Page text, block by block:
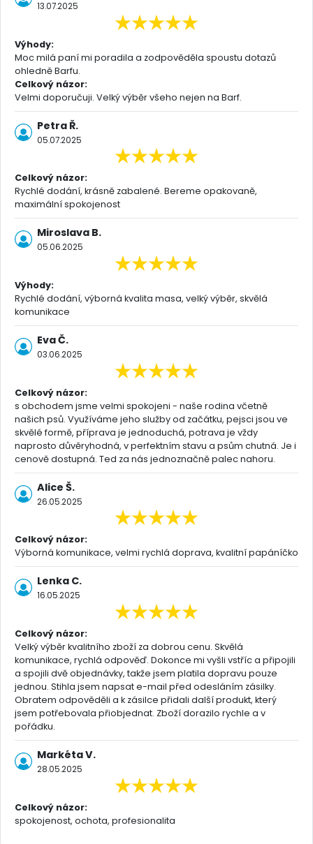
13.07.2025
Výhody:
Moc milá paní mi poradila a zodpověděla spoustu dotazů
ohledně Barfu.
Celkový názor:
Velmi doporučuji. Velký výběr všeho nejen na Barf.
Petra Ř.
05.07.2025
Celkový názor:
Rychlé dodání, krásně zabalené. Bereme opakovaně,
maximální spokojenost
Miroslava B.
05.06.2025
Výhody:
Rychlé dodání, výborná kvalita masa, velký výběr, skvělá
komunikace
Eva Č.
03.06.2025
Celkový názor:
s obchodem jsme velmi spokojeni - naše rodina včetně
našich psů. Využíváme jeho služby od začátku, pejsci jsou ve
skvělé formě, příprava je jednoduchá, potrava je vždy
naprosto důvěryhodná, v perfektním stavu a psům chutná. Je i
cenově dostupná. Ted za nás jednoznačně palec nahoru.
Alice Š.
26.05.2025
Celkový názor:
Výborná komunikace, velmi rychlá doprava, kvalitní papáníčko
Lenka C.
16.05.2025
Celkový názor:
Velký výběr kvalitního zboží za dobrou cenu. Skvělá
komunikace, rychlá odpověď. Dokonce mi vyšli vstříc a připojili
a spojili dvě objednávky, takže jsem platila dopravu pouze
jednou. Stihla jsem napsat e-mail před odesláním zásilky.
Obratem odpověděli a k zásilce přidali další produkt, který
jsem potřebovala přiobjednat. Zboží dorazilo rychle a v
pořádku.
Markéta V.
28.05.2025
Celkový názor:
spokojenost, ochota, profesionalita